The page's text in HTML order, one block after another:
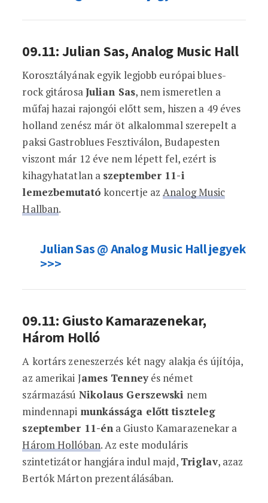
09.11: Julian Sas, Analog Music Hall
Korosztályának egyik legjobb európai blues-
rock gitárosaJulian Sas, nem ismeretlen a
műfaj hazai rajongói előtt sem, hiszen a 49 éves
holland zenész már öt alkalommal szerepelt a
paksi Gastroblues Fesztiválon, Budapesten
viszont már 12 éve nem lépett fel, ezért is
kihagyhatatlan a szeptember 11-i
lemezbemutató koncertje azAnalog Music
Hallban.
Julian Sas @ Analog Music Hall jegyek
>>>
09.11: Giusto Kamarazenekar,
Három Holló
A kortárs zeneszerzés két nagy alakja és újítója,
az amerikai James Tenneyés német
származású Nikolaus Gerszewski nem
mindennapi munkássága előtt tiszteleg
szeptember 11-én a Giusto Kamarazenekar a
Három Hollóban. Az este moduláris
szintetizátor hangjára indul majd, Triglav, azaz
Bertók Márton prezentálásában.